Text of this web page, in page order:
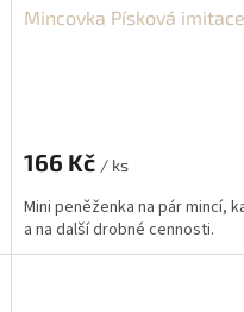
Mincovka Písková
166 Kč / ks
Mini peněženka na pár mincí,
a na další drobné cennosti.